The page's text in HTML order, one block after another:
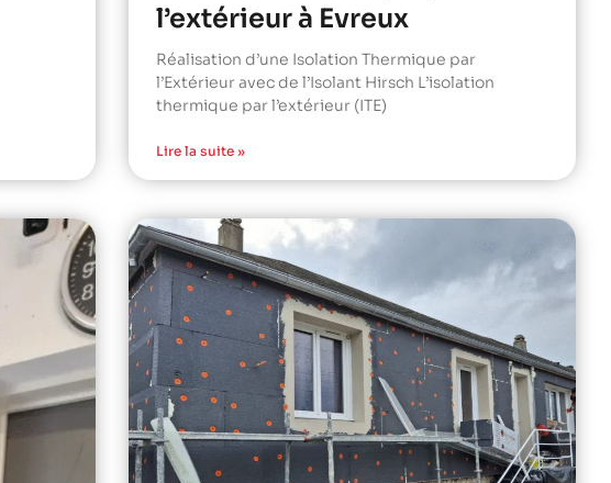
l’extérieur à Evreux
Réalisation d’une Isolation Thermique par
l’Extérieur avec de l’Isolant Hirsch L’isolation
thermique par l’extérieur (ITE)
Lire la suite »